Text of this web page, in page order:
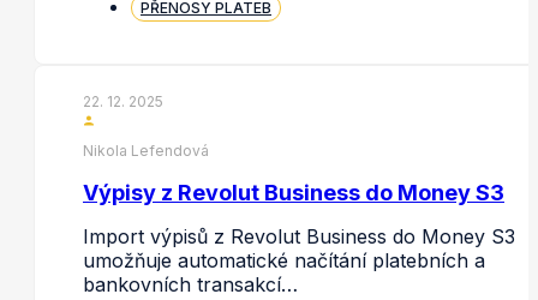
PŘENOSY PLATEB
22. 12. 2025
Nikola Lefendová
Výpisy z Revolut Business do Money S3
Import výpisů z Revolut Business do Money S3
umožňuje automatické načítání platebních a
bankovních transakcí…